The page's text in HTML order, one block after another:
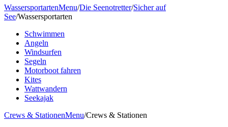
WassersportartenMenu/Die Seenotretter/Sicher auf
See/Wassersportarten
Schwimmen
Angeln
Windsurfen
Segeln
Motorboot fahren
Kites
Wattwandern
Seekajak
Crews & StationenMenu/Crews & Stationen